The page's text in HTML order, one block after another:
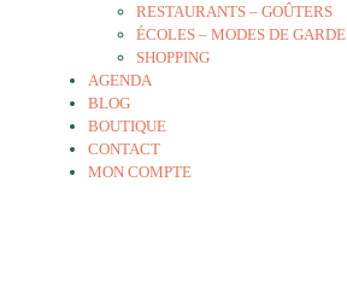
RESTAURANTS – GOÛTERS
ÉCOLES – MODES DE GARDE
SHOPPING
AGENDA
BLOG
BOUTIQUE
CONTACT
MON COMPTE